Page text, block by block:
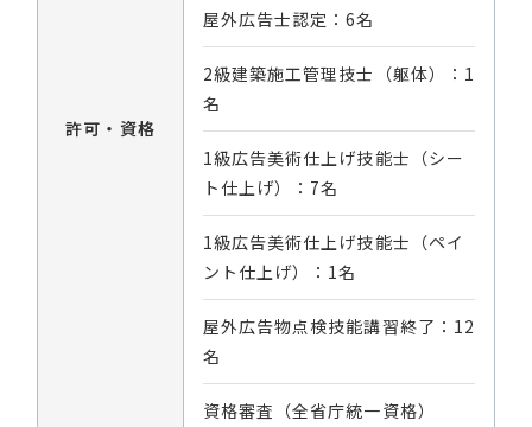
許可・資格
屋外広告士認定：6名
2級建築施工管理技士（躯体）：1
名
1級広告美術仕上げ技能士（シー
ト仕上げ）：7名
1級広告美術仕上げ技能士（ペイ
ント仕上げ）：1名
屋外広告物点検技能講習終了：12
名
資格審査（全省庁統一資格）